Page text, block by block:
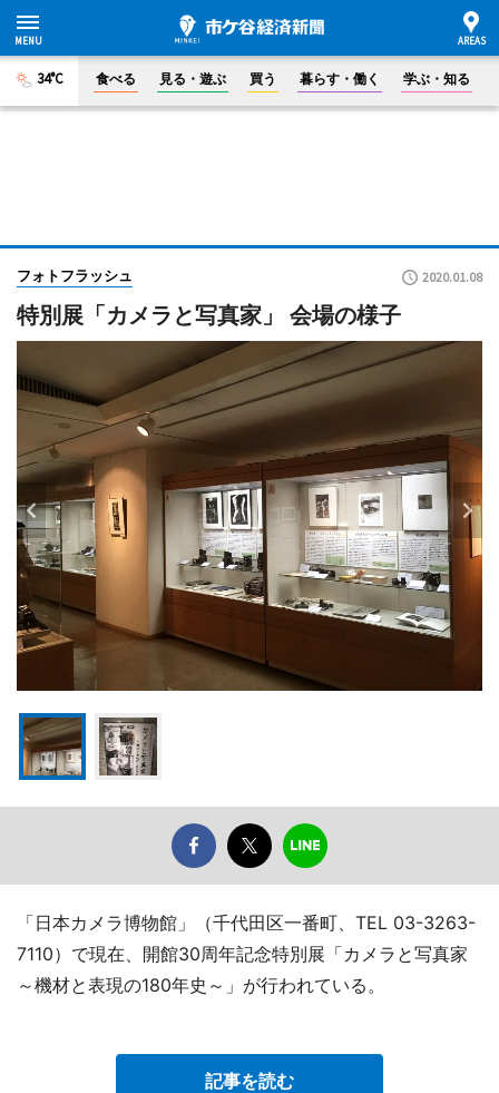
34°C 食べる 見る・遊ぶ 買う 暮らす・働く 学ぶ・知る
フォトフラッシュ 2020.01.08
特別展「カメラと写真家」 会場の様子
「日本カメラ博物館」（千代田区一番町、TEL 03-3263-
7110）で現在、開館30周年記念特別展「カメラと写真家
～機材と表現の180年史～」が行われている。
記事を読む